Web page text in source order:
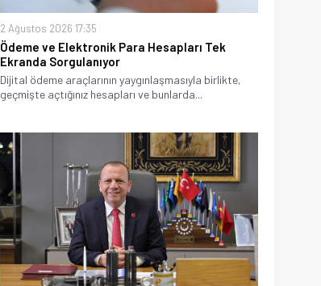
2 Ağustos 2026 17:35
Ödeme ve Elektronik Para Hesapları Tek
Ekranda Sorgulanıyor
Dijital ödeme araçlarının yaygınlaşmasıyla birlikte,
geçmişte açtığınız hesapları ve bunlarda...